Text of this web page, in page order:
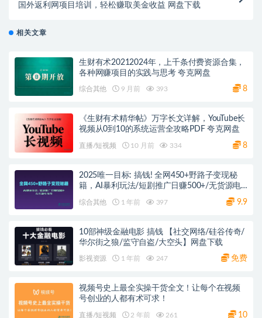
国外返利网项目培训，轻松赚取美金收益 网盘下载
相关文章
生财有术20212024年，上千条付费资源合集，
各种网赚项目的实践与思考 夸克网盘
综合其他 9 月前 393 8
《生财有术精华帖》万字长文详解，YouTube长
视频从0到10的系统运营全攻略PDF 夸克网盘
直播/短视频 10 月前 334 8
2025唯一目标: 搞钱! 全网450+野路子变现秘
籍，AI暴利玩法/短剧推广日赚500+/无货源电
综合其他 1 年前 397 9.9
10部神级金融电影 搞钱 【社交网络/硅谷传奇/
华尔街之狼/监守自盗/大空头】网盘下载
影视资源 1 年前 247 免费
视频号史上最全实操干货全文！让每个在视频
号创业的人都有术可求！
直播/短视频 2 年前 261 10